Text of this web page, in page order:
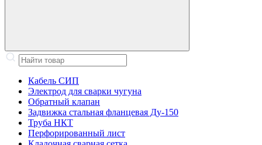
Кабель СИП
Электрод для сварки чугуна
Обратный клапан
Задвижка стальная фланцевая Ду-150
Труба НКТ
Перфорированный лист